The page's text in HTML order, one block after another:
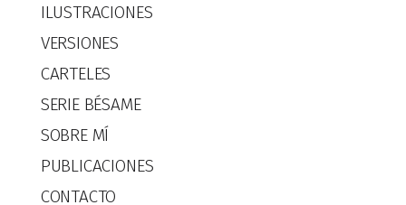
ILUSTRACIONES
VERSIONES
CARTELES
SERIE BÉSAME
SOBRE MÍ
PUBLICACIONES
CONTACTO